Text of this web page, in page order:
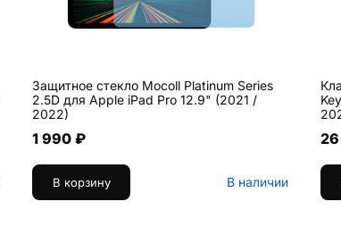
Защитное стекло Mocoll Platinum Series
2.5D для Apple iPad Pro 12.9" (2021 /
2022)
1 990 ₽
В корзину В наличии